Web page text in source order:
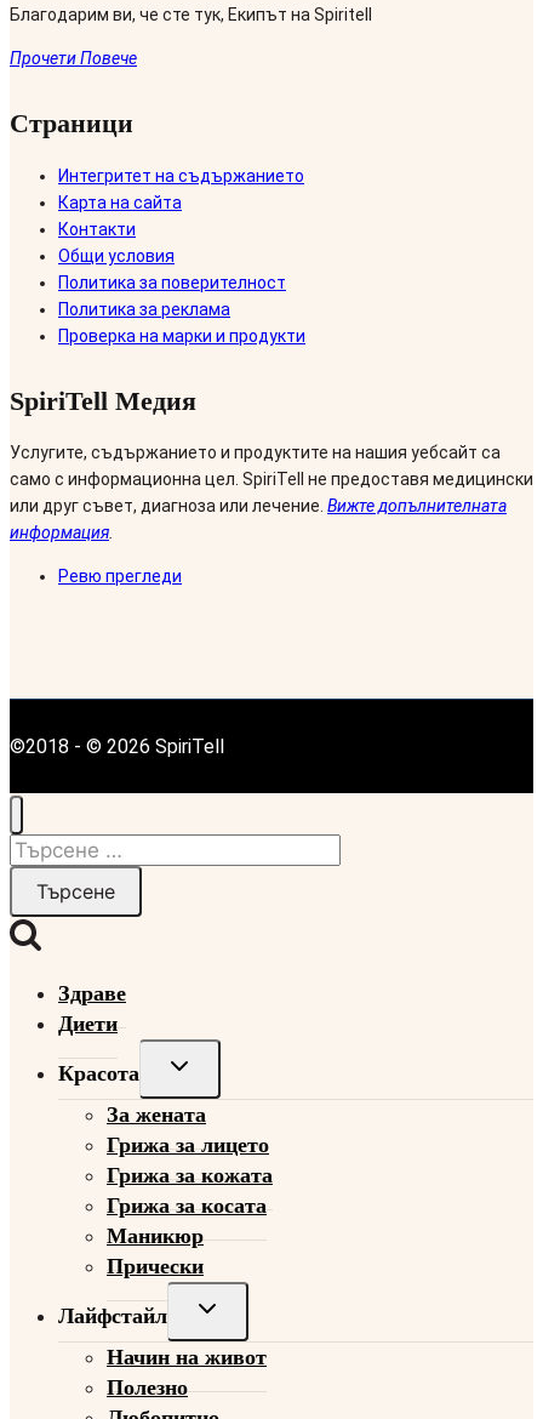
Благодарим ви, че сте тук, Екипът на Spiritell
Прочети Повече
Страници
Интегритет на съдържанието
Карта на сайта
Контакти
Общи условия
Политика за поверителност
Политика за реклама
Проверка на марки и продукти
SpiriTell Медия
Услугите, съдържанието и продуктите на нашия уебсайт са
само с информационна цел. SpiriTell не предоставя медицински
или друг съвет, диагноза или лечение. Вижте допълнителната
информация
Ревю прегледи
©2018 - © 2026 SpiriTell
Търсене
Здраве
Диети
Красота
Toggle
child
menu
За жената
Грижа за лицето
Грижа за кожата
Грижа за косата
Маникюр
Прически
Лайфстайл
Toggle
child
menu
Начин на живот
Полезно